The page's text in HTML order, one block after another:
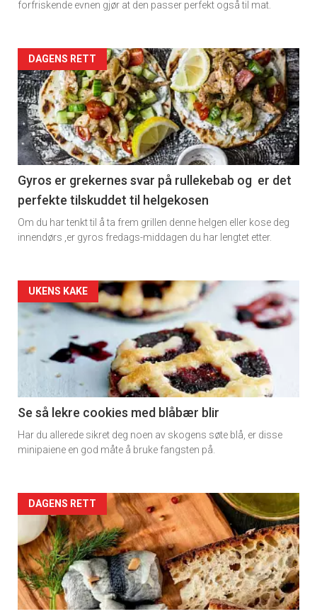
forfriskende evnen gjør at den passer perfekt også til mat.
Artikler
detail
-
section
11
Dagens
rett
DAGENS RETT
Gyros er grekernes svar på rullekebab og er det
perfekte tilskuddet til helgekosen
Om du har tenkt til å ta frem grillen denne helgen eller kose deg
innendørs ,er gyros fredags-middagen du har lengtet etter.
Artikler
detail
-
section
11
Dagens
UKENS KAKE
Se så lekre cookies med blåbær blir
Har du allerede sikret deg noen av skogens søte blå, er disse
minipaiene en god måte å bruke fangsten på.
Artikler
detail
-
section
DAGENS RETT